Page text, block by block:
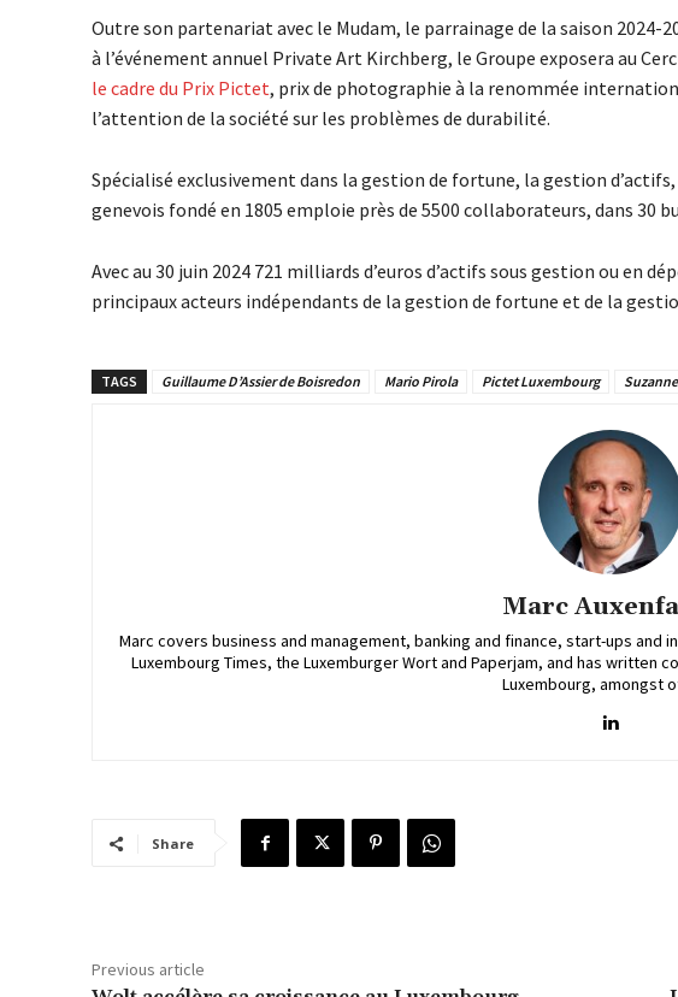
Outre son partenariat avec le Mudam, le parrainage de la saison
à l’événement annuel Private Art Kirchberg, le Groupe exposera au
le cadre du Prix Pictet, prix de photographie à la renommée
l’attention de la société sur les problèmes de durabilité.
Spécialisé exclusivement dans la gestion de fortune, la gestion
genevois fondé en 1805 emploie près de 5500 collaborateurs, dans 30
Avec au 30 juin 2024 721 milliards d’euros d’actifs sous gestion ou en
principaux acteurs indépendants de la gestion de fortune et de la
TAGS Guillaume D’Assier de Boisredon Mario Pirola Pictet Luxembourg
Marc
Marc covers business and management, banking and finance, start-ups
Luxembourg Times, the Luxemburger Wort and Paperjam, and has written
Luxembourg, amongst
Share
Previous article